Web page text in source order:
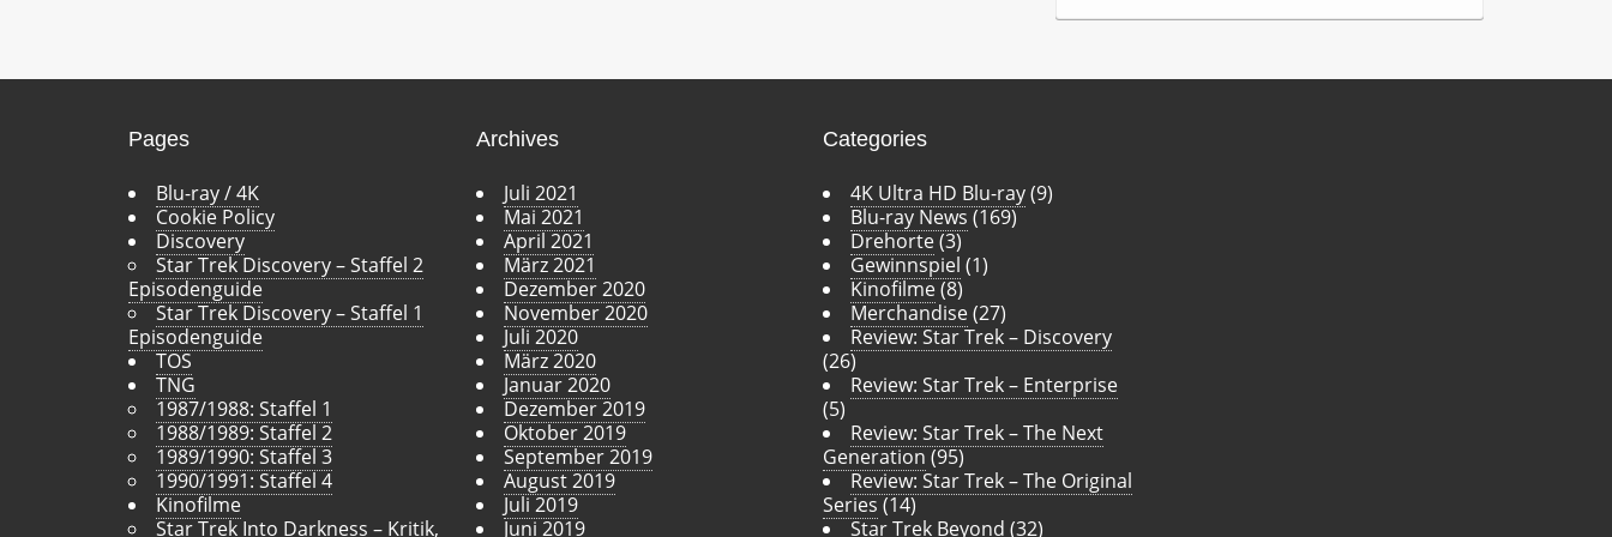
c
v
Pages
Blu-ray / 4K
Cookie Policy
Discovery
Star Trek Discovery – Staffel 2
Episodenguide
Star Trek Discovery – Staffel 1
Episodenguide
TOS
TNG
1987/1988: Staffel 1
1988/1989: Staffel 2
1989/1990: Staffel 3
1990/1991: Staffel 4
Kinofilme
Star Trek Into Darkness – Kritik,
Archives
Juli 2021
Mai 2021
April 2021
März 2021
Dezember 2020
November 2020
Juli 2020
März 2020
Januar 2020
Dezember 2019
Oktober 2019
September 2019
August 2019
Juli 2019
Juni 2019
Categories
4K Ultra HD Blu-ray(9)
Blu-ray News (169)
Drehorte(3)
Gewinnspiel (1)
Kinofilme(8)
Merchandise(27)
Review: Star Trek – Discovery
(26)
Review: Star Trek – Enterprise
(5)
Review: Star Trek – The Next
Generation (95)
Review: Star Trek – The Original
Series (14)
Star Trek Beyond (32)